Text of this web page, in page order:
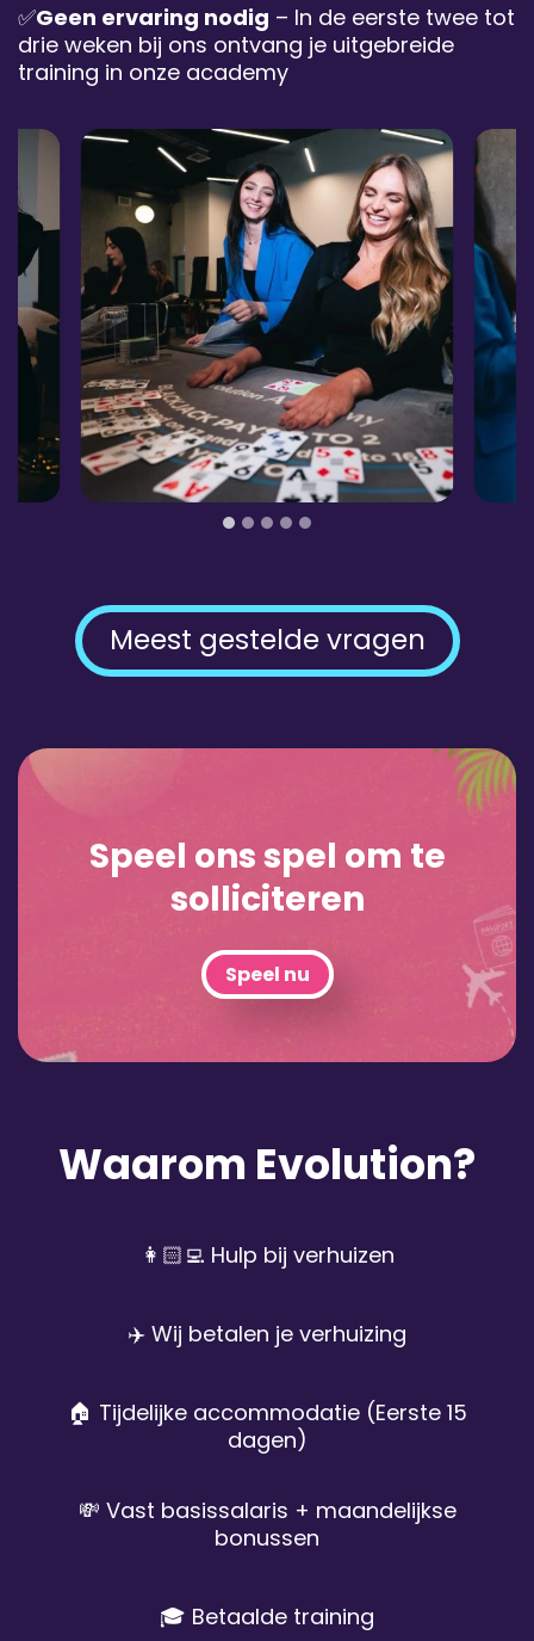
✅Geen ervaring nodig – In de eerste twee tot
drie weken bij ons ontvang je uitgebreide
training in onze academy
Meest gestelde vragen
Speel ons spel om te
solliciteren
Speel nu
Waarom Evolution?
👩🏻‍💻 Hulp bij verhuizen
✈️ Wij betalen je verhuizing
🏠 Tijdelijke accommodatie (Eerste 15
dagen)
💸 Vast basissalaris + maandelijkse
bonussen
🎓 Betaalde training